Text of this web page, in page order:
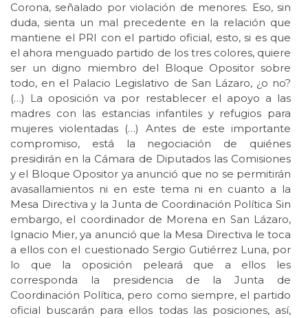
Corona, señalado por violación de menores. Eso, sin
duda, sienta un mal precedente en la relación que
mantiene el PRI con el partido oficial, esto, si es que
el ahora menguado partido de los tres colores, quiere
ser un digno miembro del Bloque Opositor sobre
todo, en el Palacio Legislativo de San Lázaro, ¿o no?
(…) La oposición va por restablecer el apoyo a las
madres con las estancias infantiles y refugios para
mujeres violentadas (…) Antes de este importante
compromiso, está la negociación de quiénes
presidirán en la Cámara de Diputados las Comisiones
y el Bloque Opositor ya anunció que no se permitirán
avasallamientos ni en este tema ni en cuanto a la
Mesa Directiva y la Junta de Coordinación Política Sin
embargo, el coordinador de Morena en San Lázaro,
Ignacio Mier, ya anunció que la Mesa Directiva le toca
a ellos con el cuestionado Sergio Gutiérrez Luna, por
lo que la oposición peleará que a ellos les
corresponda la presidencia de la Junta de
Coordinación Política, pero como siempre, el partido
oficial buscarán para ellos todas las posiciones, así,